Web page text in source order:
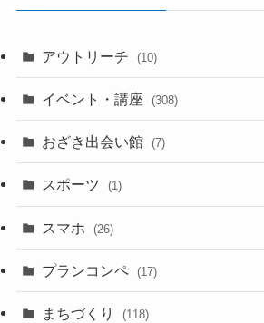
アウトリーチ (10)
イベント・講座 (308)
おざき出会い館 (7)
スポーツ (1)
スマホ (26)
プランコンペ (17)
まちづくり (118)